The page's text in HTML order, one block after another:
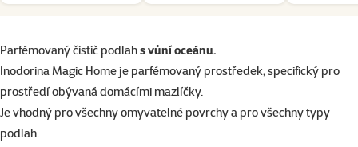
superzoo.product.detail.content
Parfémovaný čistič podlahs vůní oceánu.
Inodorina Magic Home je parfémovaný prostředek, specifický pro
prostředí obývaná domácími mazlíčky.
Je vhodný pro všechny omyvatelné povrchy a pro všechny typy
podlah.